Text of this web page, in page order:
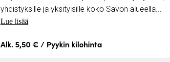
yhdistyksille ja yksityisille koko Savon alueella...
Lue lisää
Alk. 5,50 € / Pyykin kilohinta